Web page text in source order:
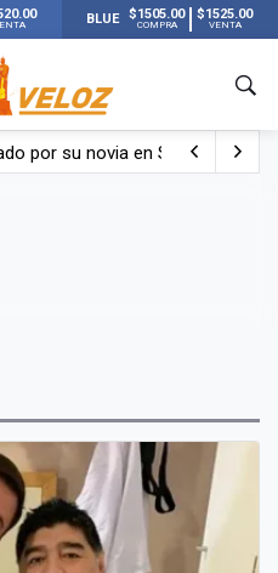
BLUE $1505.00
COMPRA
$1525.00
VENTA
por su novia en San Luis: